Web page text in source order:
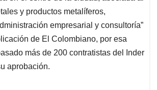
y productos metalíferos,
empresarial y consultoría”
de El Colombiano, por esa
más de 200 contratistas del Inder
aprobación.